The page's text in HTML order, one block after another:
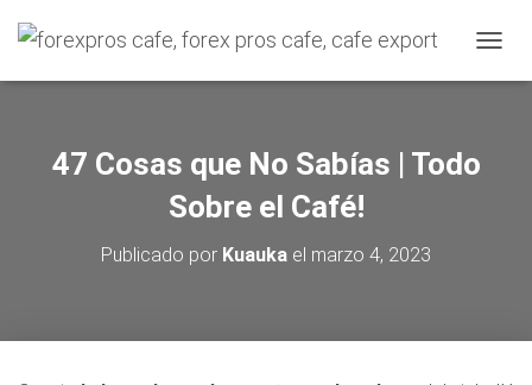
A
47 Cosas que No Sabías | Todo
Sobre el Café!
Publicado por Kuauka el marzo 4, 2023